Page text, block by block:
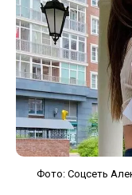
Фото: Соцсеть